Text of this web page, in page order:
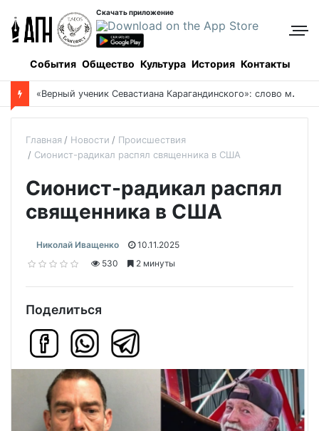
Скачать приложение
События Общество Культура История Контакты
Боровое: когда и как все начиналось, и кто все начинал
Главная Новости
Происшествия
Сионист-радикал распял священника в США
Сионист-радикал распял
священника в США
Николай Иващенко
10.11.2025
530
2 минуты
Поделиться